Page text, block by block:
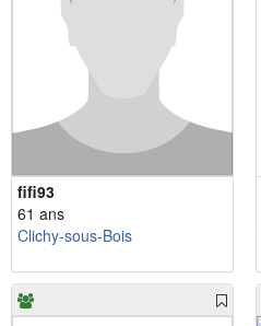
fifi93
61 ans
Clichy-sous-Bois